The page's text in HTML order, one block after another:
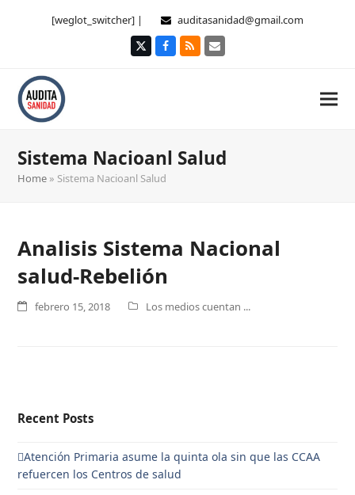
[weglot_switcher] | auditasanidad@gmail.com
TwitterFacebook
RSS Correo
Sistema Nacioanl Salud
Home » Sistema Nacioanl Salud
Analisis Sistema Nacional
salud-Rebelión
febrero 15, 2018 Los medios cuentan ...
Recent Posts
Atención Primaria asume la quinta ola sin que las CCAA
refuercen los Centros de salud